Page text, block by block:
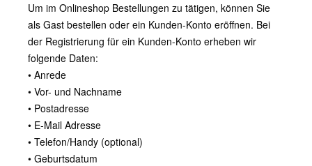
Um im Onlineshop Bestellungen zu tätigen, können Sie
als Gast bestellen oder ein Kunden-Konto eröffnen. Bei
der Registrierung für ein Kunden-Konto erheben wir
folgende Daten:
• Anrede
• Vor- und Nachname
• Postadresse
• E-Mail Adresse
• Telefon/Handy (optional)
• Geburtsdatum